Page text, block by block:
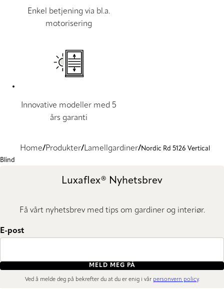
Enkel betjening via bl.a.
motorisering
Innovative modeller med 5
års garanti
Home Produkter Lamellgardiner
Nordic Rd 5126 Vertical
Blind
Luxaflex® Nyhetsbrev
Få vårt nyhetsbrev med tips om gardiner og interiør.
E-post
MELD MEG PÅ
Ved å melde deg på bekrefter du at du er enig i vår personvern policy.